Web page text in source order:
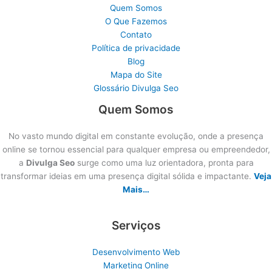
Quem Somos
O Que Fazemos
Contato
Política de privacidade
Blog
Mapa do Site
Glossário Divulga Seo
Quem Somos
No vasto mundo digital em constante evolução, onde a presença
online se tornou essencial para qualquer empresa ou empreendedor,
a Divulga Seosurge como uma luz orientadora, pronta para
transformar ideias em uma presença digital sólida e impactante. Veja
Mais…
Serviços
Desenvolvimento Web
Marketing Online